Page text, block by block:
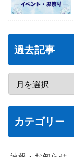
過去記事
カテゴリー